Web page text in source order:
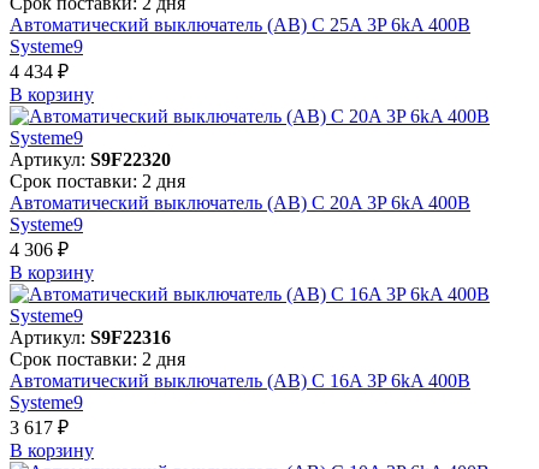
Автоматический выключатель (АВ) C 25A 3P 6kA 400В
Systeme9
4 434 ₽
В корзинy
Артикул: S9F22320
Срок поставки: 2 дня
Автоматический выключатель (АВ) C 20A 3P 6kA 400В
Systeme9
4 306 ₽
В корзинy
Артикул: S9F22316
Срок поставки: 2 дня
Автоматический выключатель (АВ) C 16A 3P 6kA 400В
Systeme9
3 617 ₽
В корзинy